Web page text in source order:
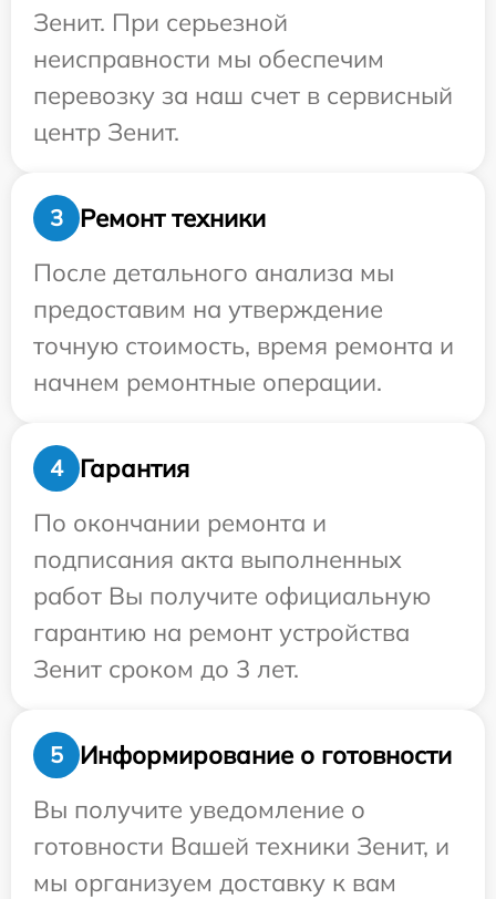
Зенит. При серьезной
неисправности мы обеспечим
перевозку за наш счет в сервисный
центр Зенит.
3
Ремонт техники
После детального анализа мы
предоставим на утверждение
точную стоимость, время ремонта и
начнем ремонтные операции.
4
Гарантия
По окончании ремонта и
подписания акта выполненных
работ Вы получите официальную
гарантию на ремонт устройства
Зенит сроком до 3 лет.
5
Информирование о готовности
Вы получите уведомление о
готовности Вашей техники Зенит, и
мы организуем доставку к вам